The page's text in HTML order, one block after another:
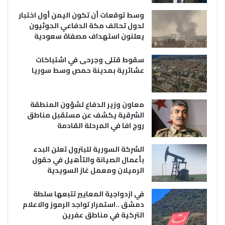
وسط توقعات أن تكون اليمن أول اختبار
لدول تحالف مكة الدفاعي الحوثيون
يعلنون استهداف مصفاة سعودية
سقوط قتلى وجرحى في اشتباكات
عشائرية بمدينة حمص وسط سوريا
معاون وزير الدفاع لشؤون المنطقة
الشرقية يكشف عن مستقبل مناطق
روج افا في المرحلة القادمة
الشركة السورية للبترول تعلن البدء
بأعمال الصيانة والتأهيل في حقول
الرميلان ومعمل غاز السويدية
في ازدواجية المعايير تتبعها سلطة
دمشق ..استمرار تواجد الرموز والاعلام
التركية في مناطق عفرين